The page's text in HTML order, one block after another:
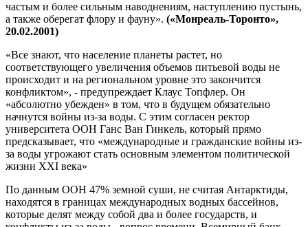
частым и более сильным наводнениям, наступлению пустынь,
а также оберегат флору и фауну». («Монреаль-Торонто»,
20.02.2001)
«Все знают, что население планеты растет, но
соответствующего увеличения объемов питьевой воды не
происходит и на региональном уровне это закончится
конфликтом», - предупреждает Клаус Топфлер. Он
«абсолютно убежден» в том, что в будущем обязательно
начнутся войны из-за воды. С этим согласен ректор
университета ООН Ганс Ван Гинкель, который прямо
предсказывает, что «международные и гражданские войны из-
за воды угрожают стать основным элементом политической
жизни XXI века»
По данным ООН 47% земной суши, не считая Антарктиды,
находятся в границах международных водных бассейнов,
которые делят между собой два и более государств, и